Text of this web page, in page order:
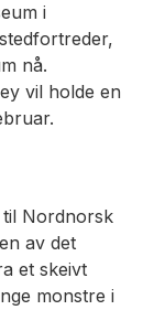
i
nå.
vil holde en
til Nordnorsk
av det
et skeivt
monstre i